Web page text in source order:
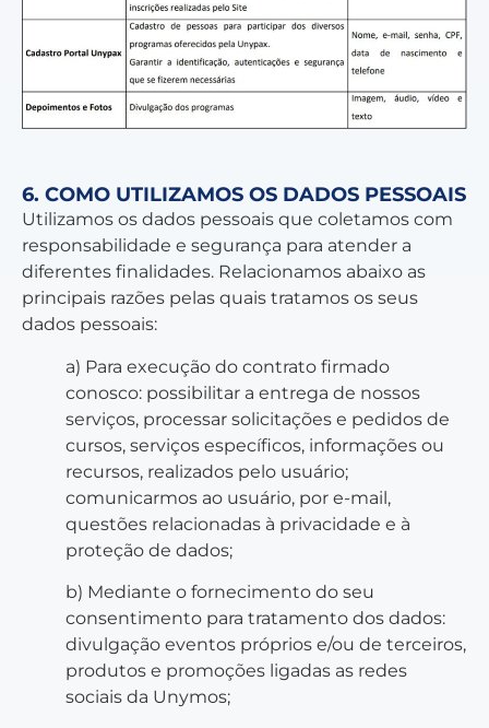
6. COMO UTILIZAMOS OS DADOS PESSOAIS
Utilizamos os dados pessoais que coletamos com
responsabilidade e segurança para atender a
diferentes finalidades. Relacionamos abaixo as
principais razões pelas quais tratamos os seus
dados pessoais:
a) Para execução do contrato firmado
conosco: possibilitar a entrega de nossos
serviços, processar solicitações e pedidos de
cursos, serviços específicos, informações ou
recursos, realizados pelo usuário;
comunicarmos ao usuário, por e-mail,
questões relacionadas à privacidade e à
proteção de dados;
b) Mediante o fornecimento do seu
consentimento para tratamento dos dados:
divulgação eventos próprios e/ou de terceiros,
produtos e promoções ligadas as redes
sociais da Unymos;